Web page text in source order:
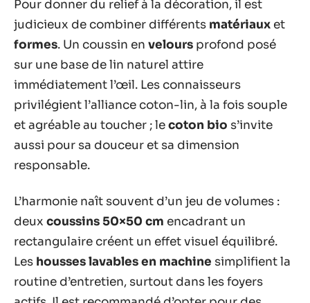
Pour donner du relief à la décoration, il est
judicieux de combiner différents matériaux et
formes. Un coussin en velours profond posé
sur une base de lin naturel attire
immédiatement l’œil. Les connaisseurs
privilégient l’alliance coton-lin, à la fois souple
et agréable au toucher ; lecoton bio s’invite
aussi pour sa douceur et sa dimension
responsable.
L’harmonie naît souvent d’un jeu de volumes :
deux coussins 50×50 cm encadrant un
rectangulaire créent un effet visuel équilibré.
Les housses lavables en machine simplifient la
routine d’entretien, surtout dans les foyers